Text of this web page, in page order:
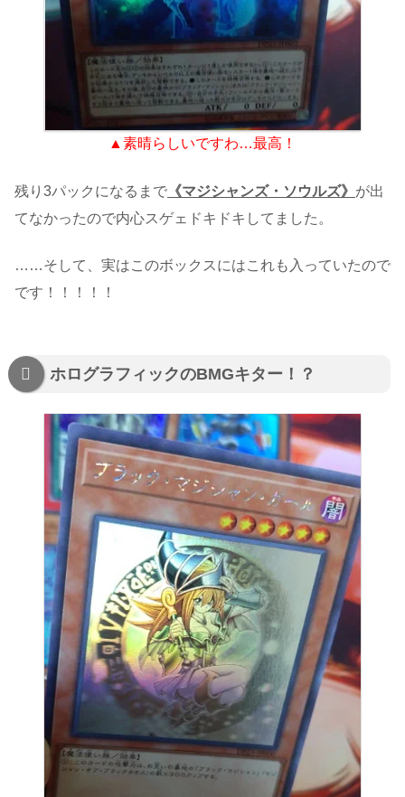
▲素晴らしいですわ…最高！
残り3パックになるまで 《マジシャンズ・ソウルズ》 が出
てなかったので内心スゲェドキドキしてました。
……そして、実はこのボックスにはこれも入っていたので
です！！！！！
ホログラフィックのBMGキター！？